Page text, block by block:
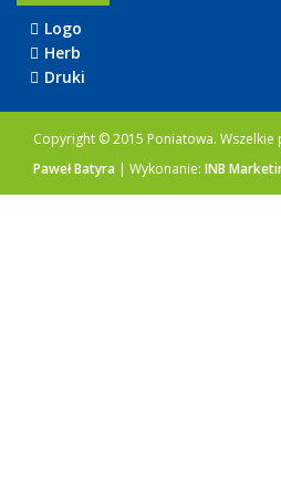
Logo
Herb
Druki
Copyright © 2015 Poniatowa.
Paweł Batyra | Wykonanie: INB